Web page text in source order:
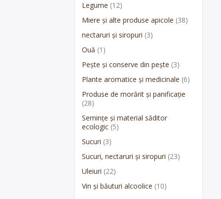
Legume (12)
Miere și alte produse apicole (38)
nectaruri și siropuri (3)
Ouă (1)
Pește și conserve din pește (3)
Plante aromatice și medicinale (6)
Produse de morărit și panificație
(28)
Semințe și material săditor
ecologic (5)
Sucuri (3)
Sucuri, nectaruri și siropuri (23)
Uleiuri (22)
Vin și băuturi alcoolice (10)